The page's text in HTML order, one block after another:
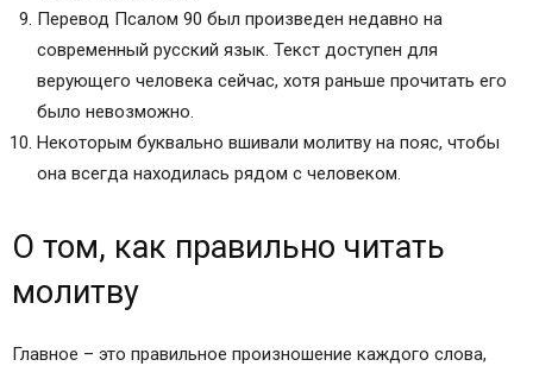
Перевод Псалом 90 был произведен недавно на
современный русский язык. Текст доступен для
верующего человека сейчас, хотя раньше прочитать его
было невозможно.
Некоторым буквально вшивали молитву на пояс, чтобы
она всегда находилась рядом с человеком.
О том, как правильно читать
молитву
Главное – это правильное произношение каждого слова,